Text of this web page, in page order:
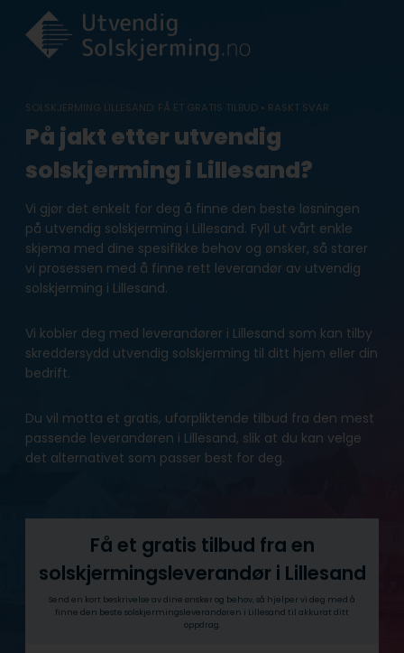
content
SOLSKJERMING LILLESAND: FÅ ET GRATIS TILBUD • RASKT SVAR
På jakt etter utvendig
solskjerming i Lillesand?
Vi gjør det enkelt for deg å finne den beste løsningen
på utvendig solskjerming i Lillesand. Fyll ut vårt enkle
skjema med dine spesifikke behov og ønsker, så starer
vi prosessen med å finne rett leverandør av utvendig
solskjerming i Lillesand.
Vi kobler deg med leverandører i Lillesand som kan tilby
skreddersydd utvendig solskjerming til ditt hjem eller din
bedrift.
Du vil motta et gratis, uforpliktende tilbud fra den mest
passende leverandøren i Lillesand, slik at du kan velge
det alternativet som passer best for deg.
Få et gratis tilbud fra en
solskjermingsleverandør i Lillesand
Send en kort beskrivelse av dine ønsker og behov, så hjelper vi deg med å
finne den beste solskjermingsleverandøren i Lillesand til akkurat ditt
oppdrag.